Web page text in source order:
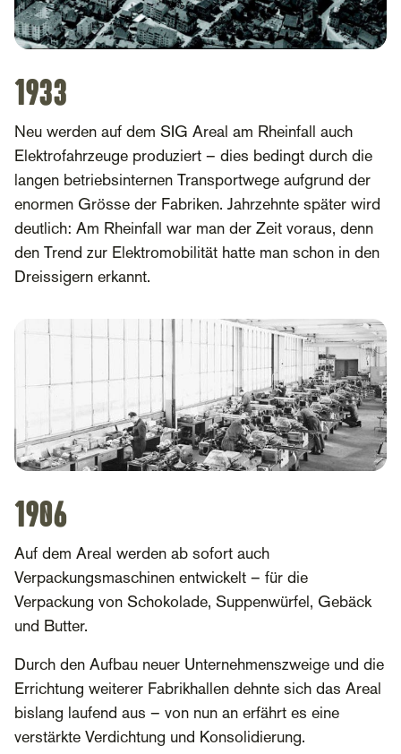
1933
Neu werden auf dem SIG Areal am Rheinfall auch
Elektrofahrzeuge produziert – dies bedingt durch die
langen betriebsinternen Transportwege aufgrund der
enormen Grösse der Fabriken. Jahrzehnte später wird
deutlich: Am Rheinfall war man der Zeit voraus, denn
den Trend zur Elektromobilität hatte man schon in den
Dreissigern erkannt.
1906
Auf dem Areal werden ab sofort auch
Verpackungsmaschinen entwickelt – für die
Verpackung von Schokolade, Suppenwürfel, Gebäck
und Butter.
Durch den Aufbau neuer Unternehmenszweige und die
Errichtung weiterer Fabrikhallen dehnte sich das Areal
bislang laufend aus – von nun an erfährt es eine
verstärkte Verdichtung und Konsolidierung.